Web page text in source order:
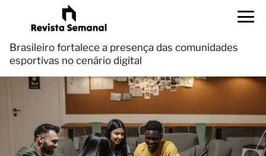
Brasileiro fortalece a presença das comunidades
esportivas no cenário digital